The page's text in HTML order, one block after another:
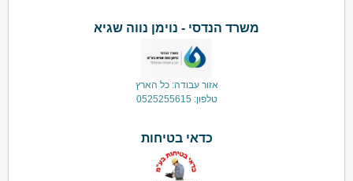
משרד הנדסי - נוימן נווה שגיא
אזור עבודה: כל הארץ
טלפון: 0525255615
כדאי בטיחות